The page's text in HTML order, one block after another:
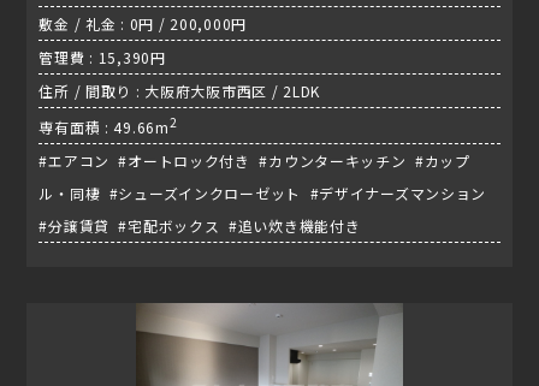
敷金 / 礼金 : 0円 / 200,000円
管理費 : 15,390円
住所 / 間取り : 大阪府大阪市西区 / 2LDK
専有面積 : 49.66m2
#エアコン #オートロック付き #カウンターキッチン #カップ
ル・同棲 #シューズインクローゼット #デザイナーズマンション
#分譲賃貸 #宅配ボックス #追い炊き機能付き